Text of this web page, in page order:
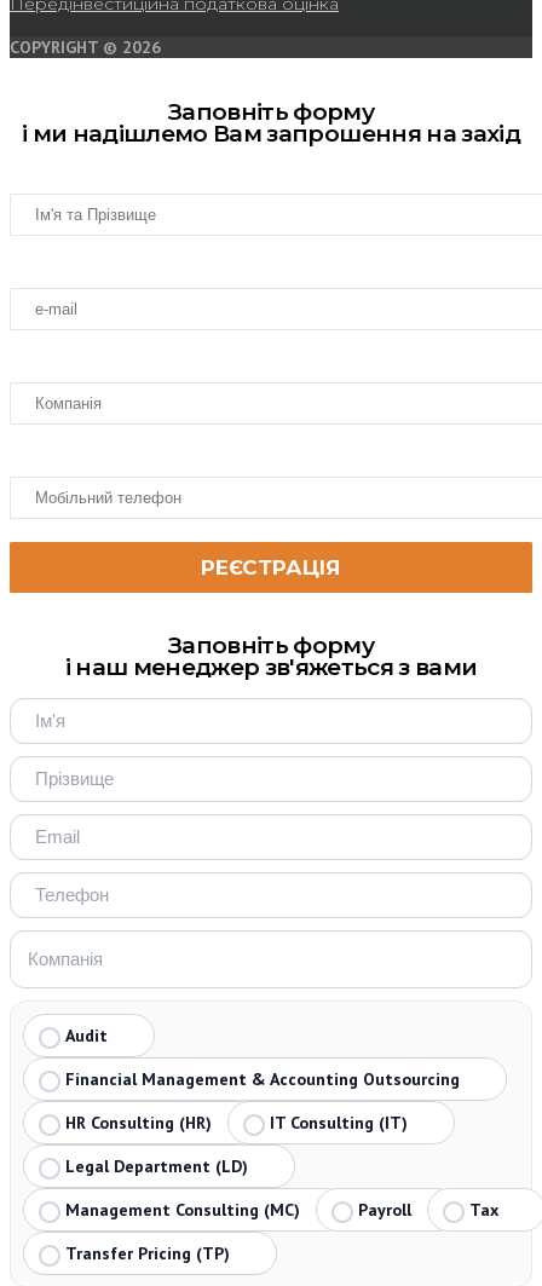
COPYRIGHT © 2026
Заповніть форму
і ми надішлемо Вам запрошення на захід
Заповніть форму
і наш менеджер зв'яжеться з вами
Audit
Financial Management & Accounting Outsourcing
HR Consulting (HR)
IT Consulting (IT)
Legal Department (LD)
Management Consulting (MC)
Payroll
Tax
Transfer Pricing (TP)